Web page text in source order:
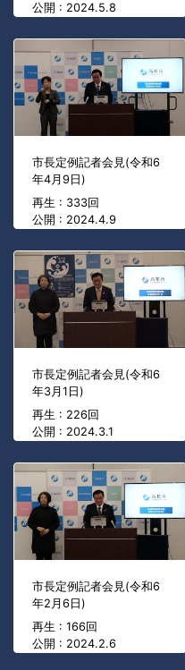
公開 : 2024.5.8
市長定例記者会見(令和6
年4月9日)
再生 : 333回
公開 : 2024.4.9
市長定例記者会見(令和6
年3月1日)
再生 : 226回
公開 : 2024.3.1
市長定例記者会見(令和6
年2月6日)
再生 : 166回
公開 : 2024.2.6